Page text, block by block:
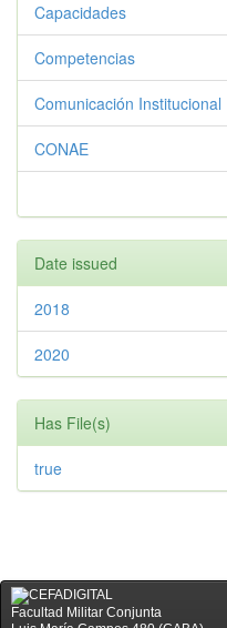
Capacidades
Competencias
Comunicación Institucional
CONAE
Date issued
2018
2020
Has File(s)
true
Facultad Militar Conjunta